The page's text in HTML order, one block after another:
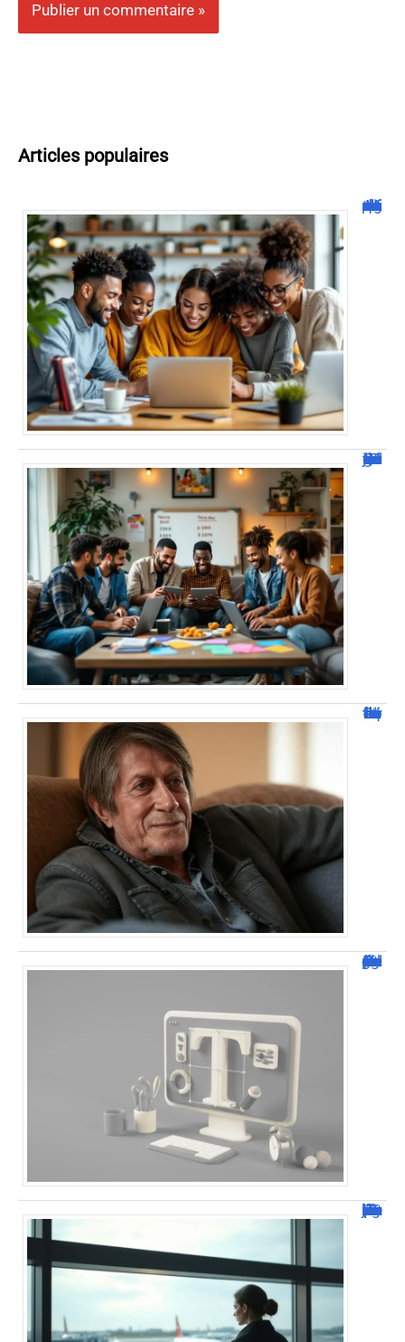
Articles populaires
Malgrim com : tout ce que vous devez savoir sur la plateforme !
JetPunk : Quiz et jeux de culture générale
Jacques Dutronc fortune : estimation et sources de richesse !
Dafont Police : guide complet pour télécharger !
Combien de jour pour un décès d’un parent à l’étranger ?